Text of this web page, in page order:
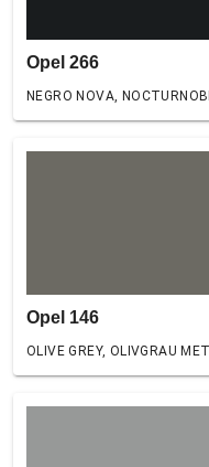
Opel 266
NEGRO NOVA,
Opel 146
OLIVE GREY, OLIVGRAU